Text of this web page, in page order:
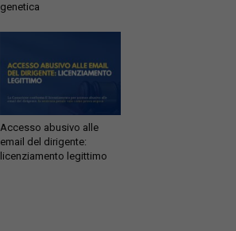
genetica
Accesso abusivo alle
email del dirigente:
licenziamento legittimo